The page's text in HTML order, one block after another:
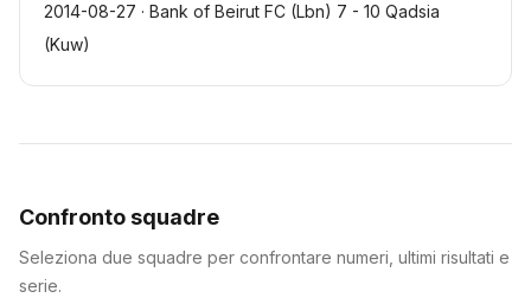
2014-08-27 · Bank of Beirut FC (Lbn) 7 - 10 Qadsia
(Kuw)
Confronto squadre
Seleziona due squadre per confrontare numeri, ultimi risultati e
serie.